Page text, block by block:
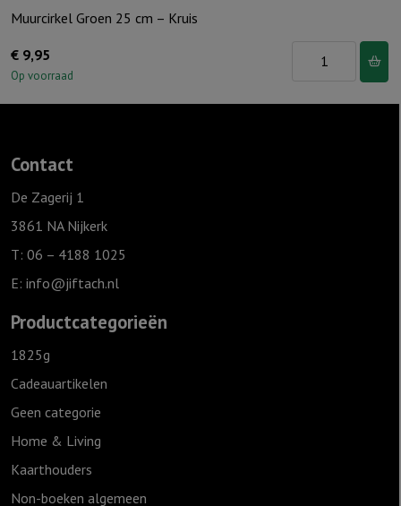
Muurcirkel Groen 25 cm – Kruis
€ 9,95
Op voorraad
Muurcirkel
25
Contact
De Zagerij 1
3861 NA Nijkerk
T: 06 – 4188 1025
E: info@jiftach.nl
Productcategorieën
1825g
Cadeauartikelen
Geen categorie
Home & Living
Kaarthouders
Non-boeken algemeen